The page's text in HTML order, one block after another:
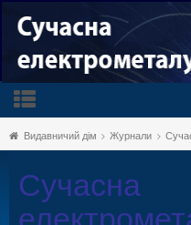
Видавничий дім Журнали
Сучасна